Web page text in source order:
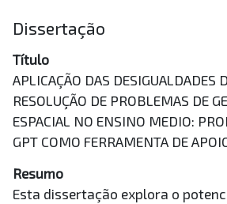
Dissertação
Título
APLICAÇÃO DAS DESIGUALDADES
RESOLUÇÃO DE PROBLEMAS DE
ESPACIAL NO ENSINO MEDIO:
GPT COMO FERRAMENTA DE
Resumo
Esta dissertação explora o